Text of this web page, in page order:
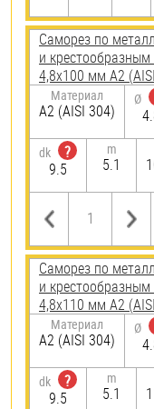
Саморез по
и
4,8х100 мм А2
Материал
А2 (AISI 304)
Ø
dk
?
9.5
m
5.1
Саморез по
и
4,8х110 мм А2
Материал
А2 (AISI 304)
Ø
dk
?
9.5
m
5.1